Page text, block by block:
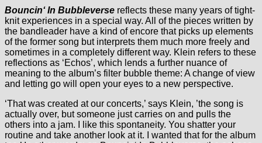
Bouncin‘ In Bubbleverse reflects these many years of tight-
knit experiences in a special way. All of the pieces written by
the bandleader have a kind of encore that picks up elements
of the former song but interprets them much more freely and
sometimes in a completely different way. Klein refers to these
reflections as ‘Echos’, which lends a further nuance of
meaning to the album’s filter bubble theme: A change of view
and letting go will open your eyes to a new perspective.
‘That was created at our concerts,’ says Klein, ’the song is
actually over, but someone just carries on and pulls the
others into a jam. I like this spontaneity. You shatter your
routine and take another look at it. I wanted that for the album